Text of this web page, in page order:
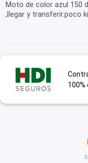
Moto de color azul 150
,llegar y transferir.poco
100%